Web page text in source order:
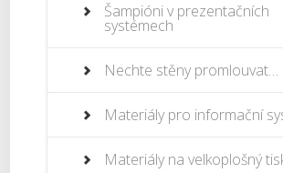
Šampióni v prezentačních
systémech
Nechte stěny promlouvat…
Materiály pro informační
Materiály na velkoplošný